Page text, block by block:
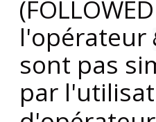
l'opérateur
sont pas
par